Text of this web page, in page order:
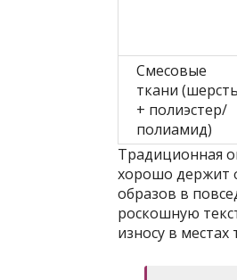
Смесовые
ткани (шерсть
+ полиэстер/
полиамид)
Традиционная
хорошо держит
образов в
роскошную
износу в